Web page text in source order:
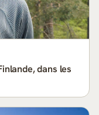
dans les